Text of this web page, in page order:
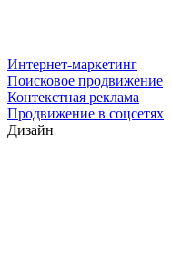
Интернет-маркетинг
Поисковое продвижение
Контекстная реклама
Продвижение в соцсетях
Дизайн